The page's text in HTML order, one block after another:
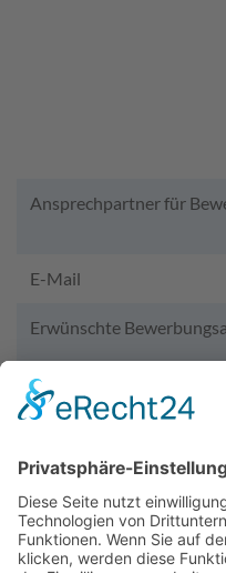
Ansprechpartner für
E-Mail
Erwünschte
um den
Wir verwenden einen